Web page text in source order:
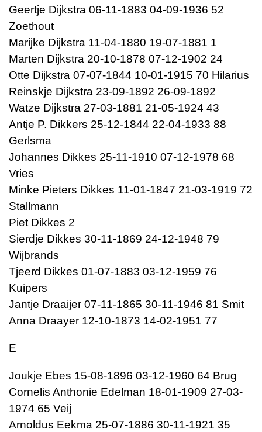
Geertje Dijkstra 06-11-1883 04-09-1936 52
Zoethout
Marijke Dijkstra 11-04-1880 19-07-1881 1
Marten Dijkstra 20-10-1878 07-12-1902 24
Otte Dijkstra 07-07-1844 10-01-1915 70 Hilarius
Reinskje Dijkstra 23-09-1892 26-09-1892
Watze Dijkstra 27-03-1881 21-05-1924 43
Antje P. Dikkers 25-12-1844 22-04-1933 88
Gerlsma
Johannes Dikkes 25-11-1910 07-12-1978 68
Vries
Minke Pieters Dikkes 11-01-1847 21-03-1919 72
Stallmann
Piet Dikkes 2
Sierdje Dikkes 30-11-1869 24-12-1948 79
Wijbrands
Tjeerd Dikkes 01-07-1883 03-12-1959 76
Kuipers
Jantje Draaijer 07-11-1865 30-11-1946 81 Smit
Anna Draayer 12-10-1873 14-02-1951 77
E
Joukje Ebes 15-08-1896 03-12-1960 64 Brug
Cornelis Anthonie Edelman 18-01-1909 27-03-
1974 65 Veij
Arnoldus Eekma 25-07-1886 30-11-1921 35